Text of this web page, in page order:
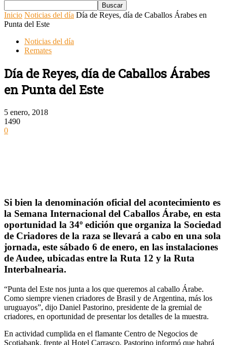
Inicio Noticias del día Día de Reyes, día de Caballos Árabes en
Punta del Este
Noticias del día
Remates
Día de Reyes, día de Caballos Árabes
en Punta del Este
5 enero, 2018
1490
0
Si bien la denominación oficial del acontecimiento es
la Semana Internacional del Caballos Árabe, en esta
oportunidad la 34º edición que organiza la Sociedad
de Criadores de la raza se llevará a cabo en una sola
jornada, este sábado 6 de enero, en las instalaciones
de Audee, ubicadas entre la Ruta 12 y la Ruta
Interbalnearia.
“Punta del Este nos junta a los que queremos al caballo Árabe.
Como siempre vienen criadores de Brasil y de Argentina, más los
uruguayos”, dijo Daniel Pastorino, presidente de la gremial de
criadores, en oportunidad de presentar los detalles de la muestra.
En actividad cumplida en el flamante Centro de Negocios de
Scotiabank, frente al Hotel Carrasco, Pastorino informó que habrá